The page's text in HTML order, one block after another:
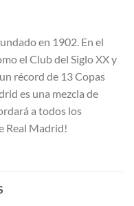
en 1902. En el
el Club del Siglo XX y
récord de 13 Copas
es una mezcla de
a todos los
Real Madrid!